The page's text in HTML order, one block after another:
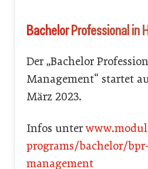
Bachelor Professional in
Der „Bachelor
Management“ startet
März 2023.
Infos unter
programs/bachelor/
management